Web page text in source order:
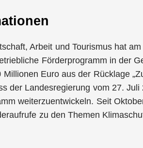
Arbeit und Tourismus hat
Förderprogramm in der
Euro aus der Rücklage
der Landesregierung vom 27.
weiterzuentwickeln. Seit
zu den Themen